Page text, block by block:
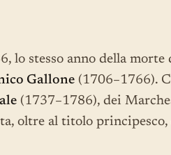
lo stesso anno della morte
Gallone (1706–1766).
(1737–1786), dei
oltre al titolo